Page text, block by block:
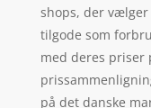
shops, der
tilgode som
med deres priser
på det danske